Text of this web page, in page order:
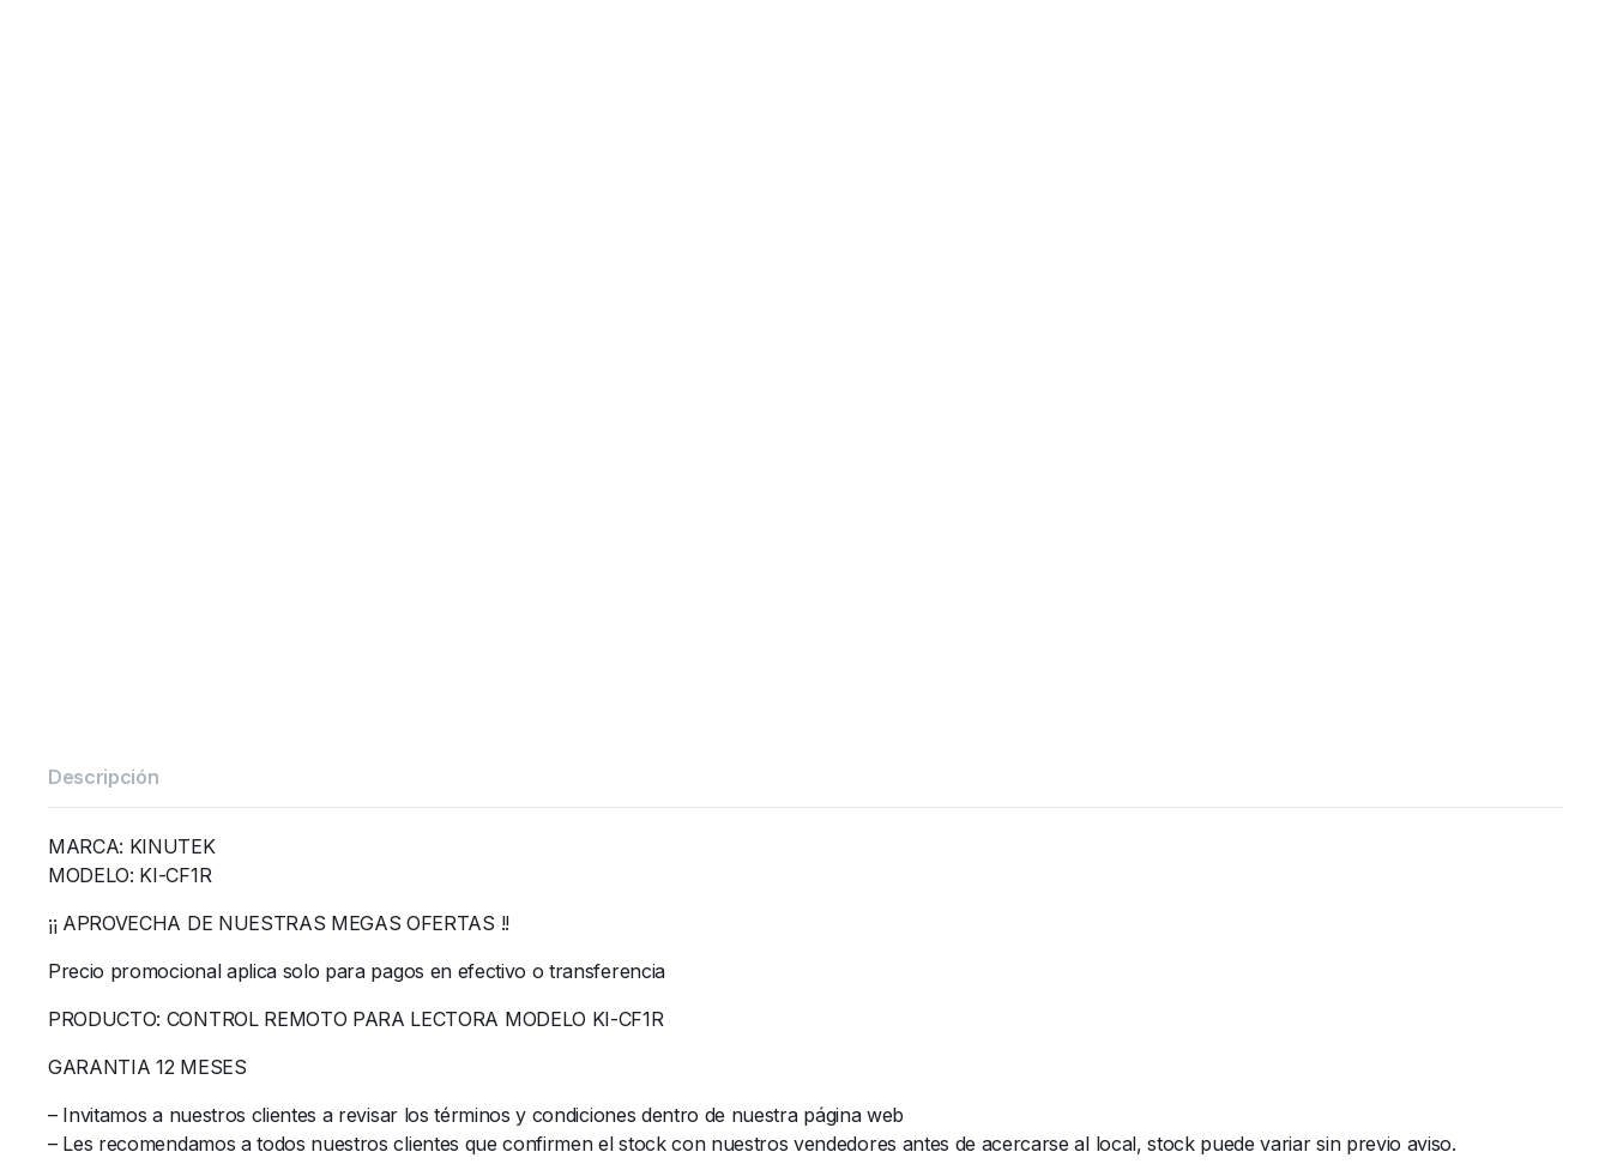
Descripción
MARCA: KINUTEK
MODELO: KI-CF1R
¡¡ APROVECHA DE NUESTRAS MEGAS OFERTAS !!
Precio promocional aplica solo para pagos en efectivo o transferencia
PRODUCTO: CONTROL REMOTO PARA LECTORA MODELO KI-CF1R
GARANTIA 12 MESES
– Invitamos a nuestros clientes a revisar los términos y condiciones dentro de nuestra página web
– Les recomendamos a todos nuestros clientes que confirmen el stock con nuestros vendedores antes de acercarse al local, stock puede variar sin previo aviso.